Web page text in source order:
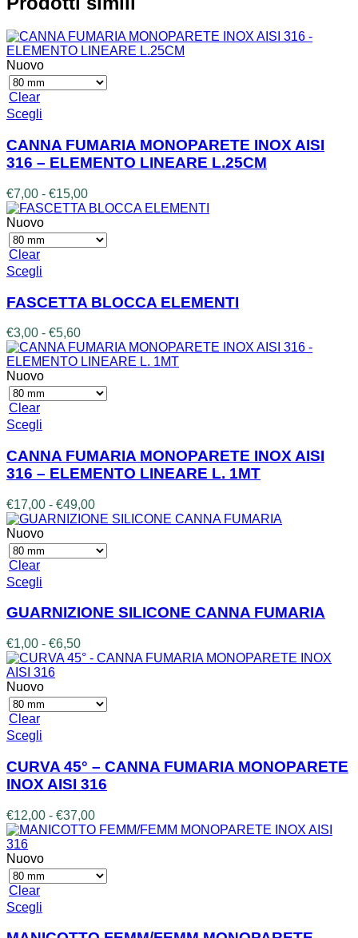
€12,00
€37,00
Nuovo
Clear
Scegli
ha
più
varianti.
Le
opzioni
possono
essere
scelte
prodotto
CANNA FUMARIA MONOPARETE INOX AISI
316 – ELEMENTO LINEARE L.25CM
€7,00 - €15,00Fascia
di
da
€7,00
Nuovo
Clear
Scegli
ha
più
varianti.
Le
opzioni
possono
essere
scelte
pagina
prodotto
FASCETTA BLOCCA ELEMENTI
€3,00 - €5,60Fascia
di
prezzo:
€3,00
a
Nuovo
Clear
Scegli
ha
più
varianti.
opzioni
possono
essere
scelte
prodotto
CANNA FUMARIA MONOPARETE INOX AISI
316 – ELEMENTO LINEARE L. 1MT
€17,00 - €49,00Fascia
di
da
€17,00
Nuovo
Clear
Scegli
ha
varianti.
Le
opzioni
possono
essere
scelte
pagina
prodotto
GUARNIZIONE SILICONE CANNA FUMARIA
€1,00 - €6,50Fascia
di
€1,00
a
Nuovo
Clear
Scegli
ha
più
varianti.
opzioni
possono
scelte
nella
CURVA 45° – CANNA FUMARIA MONOPARETE
INOX AISI 316
€12,00 - €37,00Fascia
di
€12,00
a
Nuovo
Clear
Scegli
ha